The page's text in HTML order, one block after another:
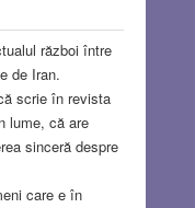
război între
de Iran.
scrie în revista
lume, că are
sinceră despre
care e în